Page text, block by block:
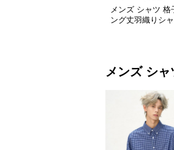
メンズ シャツ 格
ング丈羽織りシ
メンズ シャ